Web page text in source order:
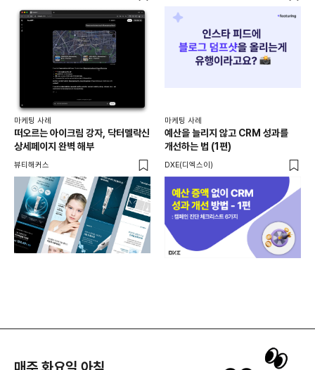
마케팅 사례
떠오르는 아이크림 강자, 닥터멜락신
상세페이지 완벽 해부
뷰티해커스
마케팅 사례
예산을 늘리지 않고 CRM 성과를
개선하는 법 (1편)
DXE(디엑스이)